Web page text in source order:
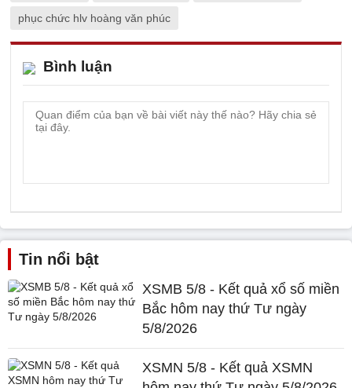
phục chức hlv hoàng văn phúc
Bình luận
Tin nổi bật
XSMB 5/8 - Kết quả xổ số miền
Bắc hôm nay thứ Tư ngày
5/8/2026
XSMN 5/8 - Kết quả XSMN